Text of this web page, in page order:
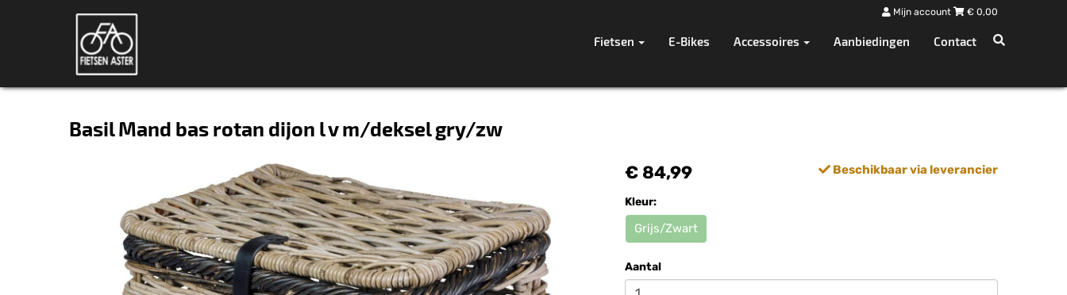
Mijn account € 0,00
Fietsen E-Bikes Accessoires Aanbiedingen Contact
Basil Mand bas rotan dijon l v m/deksel gry/zw
€ 84,99 Beschikbaar via leverancier
Kleur:
Grijs/Zwart
Aantal